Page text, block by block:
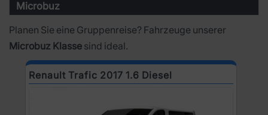
Microbuz
Planen Sie eine Gruppenreise? Fahrzeuge unserer
Microbuz Klasse sind ideal.
Renault Trafic 2017 1.6 Diesel